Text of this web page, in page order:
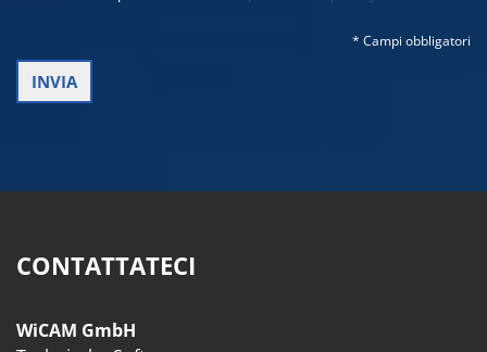
* Campi obbligatori
CONTATTATECI
WiCAM GmbH